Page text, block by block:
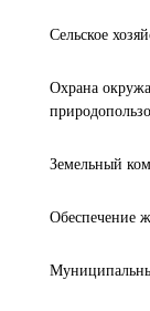
Сельское
Охрана
Земельный
Обеспечение